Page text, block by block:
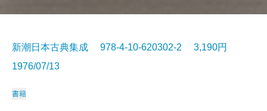
新潮日本古典集成 978-4-10-620302-2 3,190円
1976/07/13
書籍